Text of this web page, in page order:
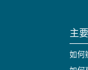
主
如何